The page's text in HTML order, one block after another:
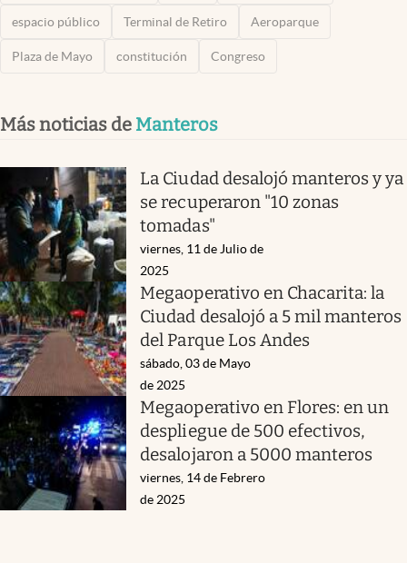
espacio público Terminal de Retiro Aeroparque
Plaza de Mayo constitución Congreso
Más noticias de Manteros
La Ciudad desalojó manteros y ya
se recuperaron "10 zonas
tomadas"
viernes, 11 de Julio de
2025
Megaoperativo en Chacarita: la
Ciudad desalojó a 5 mil manteros
del Parque Los Andes
sábado, 03 de Mayo
de 2025
Megaoperativo en Flores: en un
despliegue de 500 efectivos,
desalojaron a 5000 manteros
viernes, 14 de Febrero
de 2025